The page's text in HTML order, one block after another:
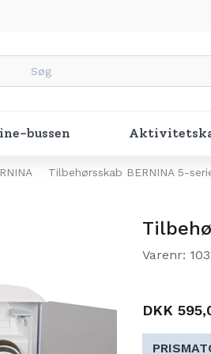
bussen
Tilbehørsskab BERNINA 5-
Varenr:
DKK